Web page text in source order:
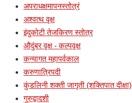
अपराधक्षमापनस्तोत्रं
अश्वत्थ वृक्ष
इंदुकोटी तेजकिरण स्तोत्र
औदुंबर वृक्ष - कल्पवृक्ष
कन्यागत महापर्वकाल
करुणात्रिपदी
कुंडलिनी शक्ती जागृती (शक्तिपात दीक्षा)
गुरुद्वादशी